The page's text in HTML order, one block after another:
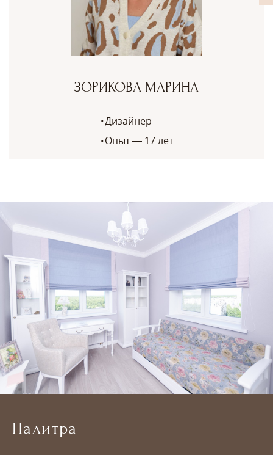
ЗОРИКОВА МАРИНА
Дизайнер
Опыт — 17 лет
Палитра